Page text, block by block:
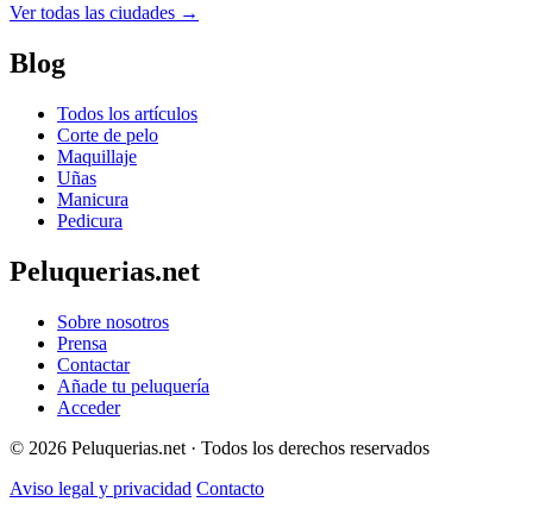
Ver todas las ciudades →
Blog
Todos los artículos
Corte de pelo
Maquillaje
Uñas
Manicura
Pedicura
Peluquerias.net
Sobre nosotros
Prensa
Contactar
Añade tu peluquería
Acceder
© 2026 Peluquerias.net · Todos los derechos reservados
Aviso legal y privacidad Contacto